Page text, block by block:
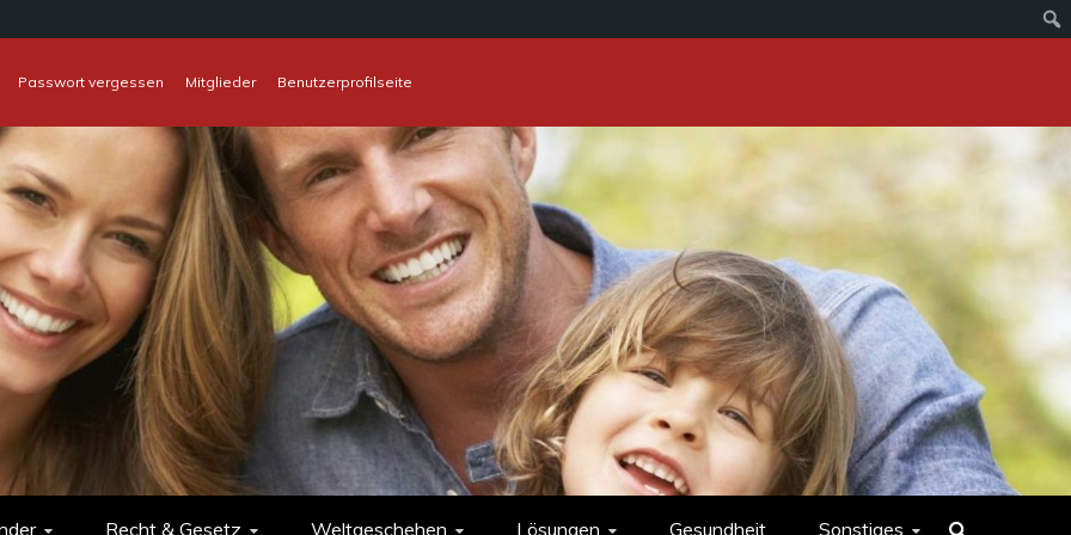
Passwort vergessen Mitglieder
Benutzerprofilseite
Recht & Gesetz Weltgeschehen Lösungen Gesundheit Sonstiges